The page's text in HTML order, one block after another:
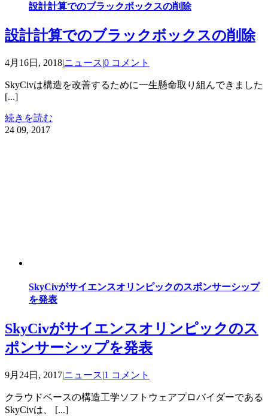
設計計算でのブラックボックスの削除
設計計算でのブラックボックスの削除
4月16日, 2018|ニュース|0 コメント
SkyCivは構造を改善するために一生懸命取り組んできました
[...]
続きを読む
24 09, 2017
SkyCivがサイエンスオリンピックのスポンサーシップ
を発表
SkyCivがサイエンスオリンピックのス
ポンサーシップを発表
9月24日, 2017|ニュース|1 コメント
クラウドベースの構造工学ソフトウェアプロバイダーである
SkyCivは、 [...]